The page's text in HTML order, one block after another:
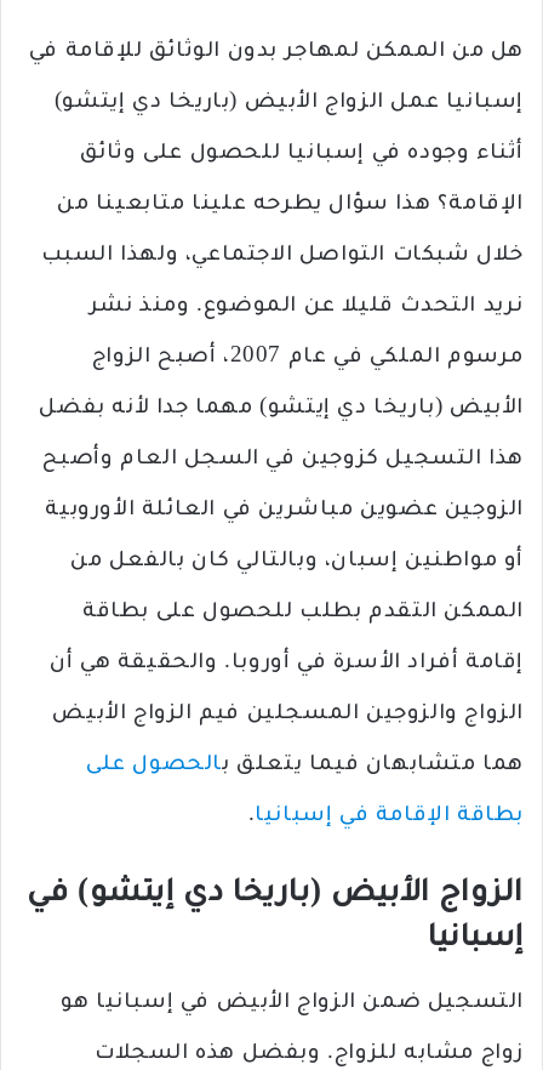
هل من الممكن لمهاجر بدون الوثائق للإقامة في
إسبانيا عمل الزواج الأبيض (باريخا دي إيتشو)
أثناء وجوده في إسبانيا للحصول على وثائق
الإقامة؟ هذا سؤال يطرحه علينا متابعينا من
خلال شبكات التواصل الاجتماعي، ولهذا السبب
نريد التحدث قليلا عن الموضوع. ومنذ نشر
مرسوم الملكي في عام 2007، أصبح الزواج
الأبيض (باريخا دي إيتشو) مهما جدا لأنه بفضل
هذا التسجيل كزوجين في السجل العام وأصبح
الزوجين عضوين مباشرين في العائلة الأوروبية
أو مواطنين إسبان، وبالتالي كان بالفعل من
الممكن التقدم بطلب للحصول على بطاقة
إقامة أفراد الأسرة في أوروبا. والحقيقة هي أن
الزواج والزوجين المسجلين فيم الزواج الأبيض
هما متشابهان فيما يتعلق بالحصول على
بطاقة الإقامة في إسبانيا.
الزواج الأبيض (باريخا دي إيتشو) في
إسبانيا
التسجيل ضمن الزواج الأبيض في إسبانيا هو
زواج مشابه للزواج. وبفضل هذه السجلات